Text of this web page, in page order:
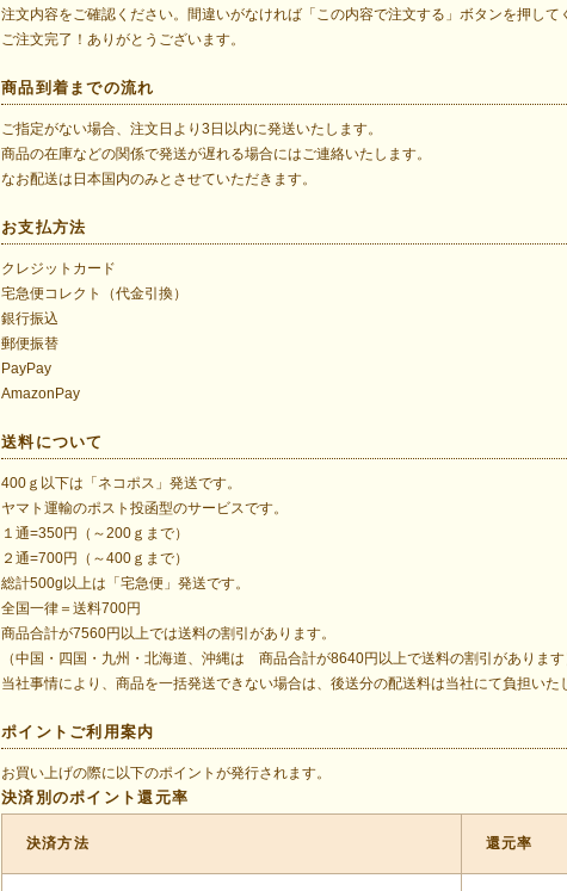
注文内容をご確認ください。間違いがなければ「この内容で注文する」ボタンを押して
ご注文完了！ありがとうございます。
商品到着までの流れ
ご指定がない場合、注文日より3日以内に発送いたします。
商品の在庫などの関係で発送が遅れる場合にはご連絡いたします。
なお配送は日本国内のみとさせていただきます。
お支払方法
クレジットカード
宅急便コレクト（代金引換）
銀行振込
郵便振替
PayPay
AmazonPay
送料について
400ｇ以下は「ネコポス」発送です。
ヤマト運輸のポスト投函型のサービスです。
１通=350円（～200ｇまで）
２通=700円（～400ｇまで）
総計500g以上は「宅急便」発送です。
全国一律＝送料700円
商品合計が7560円以上では送料の割引があります。
（中国・四国・九州・北海道、沖縄は 商品合計が8640円以上で送料の割引があります
当社事情により、商品を一括発送できない場合は、後送分の配送料は当社にて負担いた
ポイントご利用案内
お買い上げの際に以下のポイントが発行されます。
決済別のポイント還元率
決済方法 還元率